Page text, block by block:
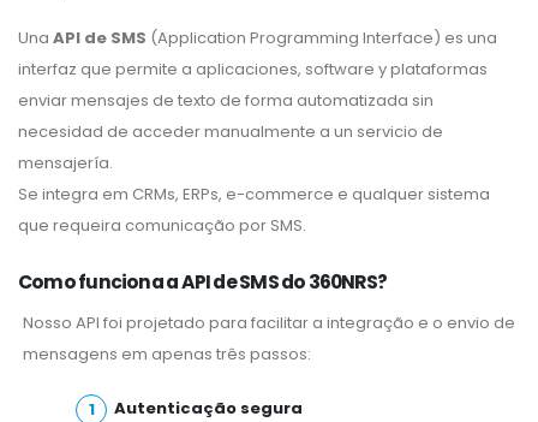
Una API de SMS (Application Programming Interface) es una
interfaz que permite a aplicaciones, software y plataformas
enviar mensajes de texto de forma automatizada sin
necesidad de acceder manualmente a un servicio de
mensajería.
Se integra em CRMs, ERPs, e-commerce e qualquer sistema
que requeira comunicação por SMS.
Como funciona a API de SMS do 360NRS?
Nosso API foi projetado para facilitar a integração e o envio de
mensagens em apenas três passos:
Autenticação segura